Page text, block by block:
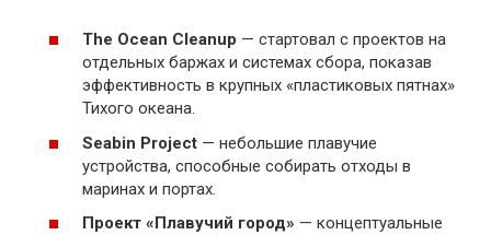
The Ocean Cleanup — стартовал с проектов на
отдельных баржах и системах сбора, показав
эффективность в крупных «пластиковых пятнах»
Тихого океана.
Seabin Project — небольшие плавучие
устройства, способные собирать отходы в
маринах и портах.
Проект «Плавучий город» — концептуальные